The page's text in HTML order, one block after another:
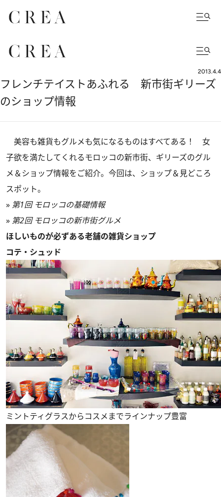
2013.4.4
フレンチテイストあふれる 新市街ギリーズ
のショップ情報
美容も雑貨もグルメも気になるものはすべてある！ 女
子欲を満たしてくれるモロッコの新市街、ギリーズのグル
メ＆ショップ情報をご紹介。今回は、ショップ＆見どころ
スポット。
» 第1回 モロッコの基礎情報
» 第2回 モロッコの新市街グルメ
ほしいものが必ずある老舗の雑貨ショップ
コテ・シュッド
ミントティグラスからコスメまでラインナップ豊富